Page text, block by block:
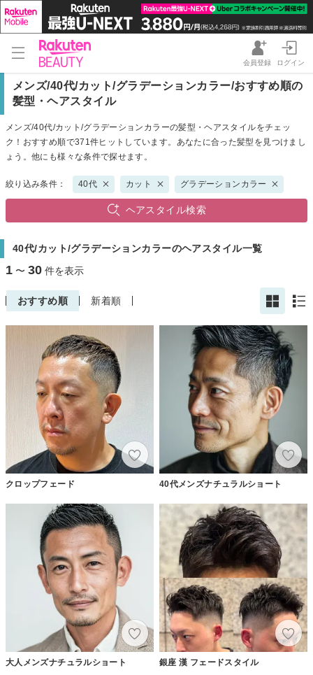
会員登録 ログイン
メンズ/40代/カット/グラデーションカラー/おすすめ順の
髪型・ヘアスタイル
メンズ/40代/カット/グラデーションカラーの髪型・ヘアスタイルをチェッ
ク！おすすめ順で371件ヒットしています。あなたに合った髪型を見つけまし
ょう。他にも様々な条件で探せます。
絞り込み条件： 40代 カット グラデーションカラー
ヘアスタイル検索
40代/カット/グラデーションカラーのヘアスタイル一覧
1 〜 30 件を表示
おすすめ順 新着順
クロップフェード 40代メンズナチュラルショート
大人メンズナチュラルショート 銀座 漢 フェードスタイル